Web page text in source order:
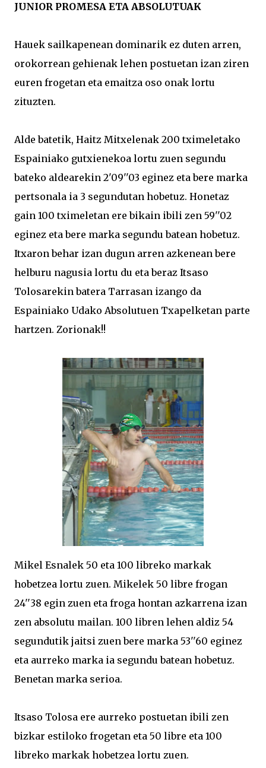
JUNIOR PROMESA ETA ABSOLUTUAK
Hauek sailkapenean dominarik ez duten arren,
orokorrean gehienak lehen postuetan izan ziren
euren frogetan eta emaitza oso onak lortu
zituzten.
Alde batetik, Haitz Mitxelenak 200 tximeletako
Espainiako gutxienekoa lortu zuen segundu
bateko aldearekin 2'09''03 eginez eta bere marka
pertsonala ia 3 segundutan hobetuz. Honetaz
gain 100 tximeletan ere bikain ibili zen 59''02
eginez eta bere marka segundu batean hobetuz.
Itxaron behar izan dugun arren azkenean bere
helburu nagusia lortu du eta beraz Itsaso
Tolosarekin batera Tarrasan izango da
Espainiako Udako Absolutuen Txapelketan parte
hartzen. Zorionak!!
Mikel Esnalek 50 eta 100 libreko markak
hobetzea lortu zuen. Mikelek 50 libre frogan
24''38 egin zuen eta froga hontan azkarrena izan
zen absolutu mailan. 100 libren lehen aldiz 54
segundutik jaitsi zuen bere marka 53''60 eginez
eta aurreko marka ia segundu batean hobetuz.
Benetan marka serioa.
Itsaso Tolosa ere aurreko postuetan ibili zen
bizkar estiloko frogetan eta 50 libre eta 100
libreko markak hobetzea lortu zuen.